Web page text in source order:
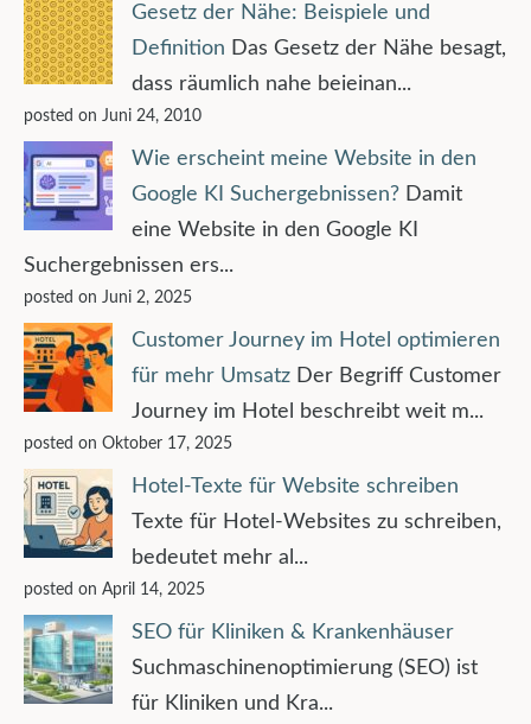
Gesetz der Nähe: Beispiele und
Definition Das Gesetz der Nähe besagt,
dass räumlich nahe beieinan...
posted on Juni 24, 2010
Wie erscheint meine Website in den
Google KI Suchergebnissen? Damit
eine Website in den Google KI
Suchergebnissen ers...
posted on Juni 2, 2025
Customer Journey im Hotel optimieren
für mehr Umsatz Der Begriff Customer
Journey im Hotel beschreibt weit m...
posted on Oktober 17, 2025
Hotel-Texte für Website schreiben
Texte für Hotel-Websites zu schreiben,
bedeutet mehr al...
posted on April 14, 2025
SEO für Kliniken & Krankenhäuser
Suchmaschinenoptimierung (SEO) ist
für Kliniken und Kra...